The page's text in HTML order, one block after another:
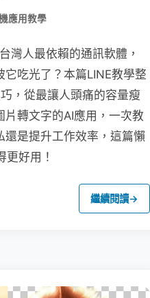
應用教學
灣人最依賴的通訊軟體，
吃光了？本篇LINE教學整
，從最讓人頭痛的容量瘦
轉文字的AI應用，一次教
是提升工作效率，這篇懶
更好用！
繼續閱讀→